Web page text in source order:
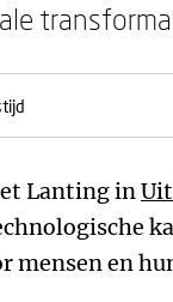
Lanting in
mensen en